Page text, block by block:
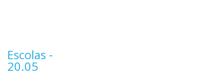
Escolas -
20.05